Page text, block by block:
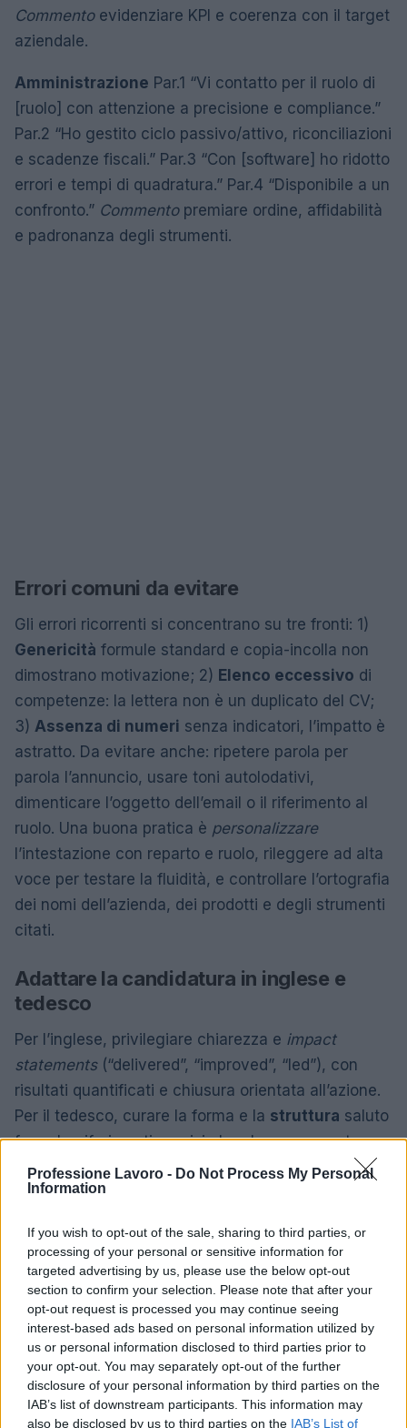
Professione Lavoro - Do Not Process My Personal
Information
If you wish to opt-out of the sale, sharing to third parties, or
processing of your personal or sensitive information for
targeted advertising by us, please use the below opt-out
section to confirm your selection. Please note that after your
opt-out request is processed you may continue seeing
interest-based ads based on personal information utilized by
us or personal information disclosed to third parties prior to
your opt-out. You may separately opt-out of the further
disclosure of your personal information by third parties on the
IAB’s list of downstream participants. This information may
also be disclosed by us to third parties on the IAB’s List of
Commentoevidenziare KPI e coerenza con il target
aziendale.
Amministrazione Par.1 “Vi contatto per il ruolo di
[ruolo] con attenzione a precisione e compliance.”
Par.2 “Ho gestito ciclo passivo/attivo, riconciliazioni
e scadenze fiscali.” Par.3 “Con [software] ho ridotto
errori e tempi di quadratura.” Par.4 “Disponibile a un
confronto.” Commentopremiare ordine, affidabilità
e padronanza degli strumenti.
Errori comuni da evitare
Gli errori ricorrenti si concentrano su tre fronti: 1)
Genericità formule standard e copia-incolla non
dimostrano motivazione; 2) Elenco eccessivo di
competenze: la lettera non è un duplicato del CV;
3) Assenza di numeri senza indicatori, l’impatto è
astratto. Da evitare anche: ripetere parola per
parola l’annuncio, usare toni autolodativi,
dimenticare l’oggetto dell’email o il riferimento al
ruolo. Una buona pratica è personalizzare
l’intestazione con reparto e ruolo, rileggere ad alta
voce per testare la fluidità, e controllare l’ortografia
dei nomi dell’azienda, dei prodotti e degli strumenti
citati.
Adattare la candidatura in inglese e
tedesco
Per l’inglese, privilegiare chiarezza e impact
statements(“delivered”, “improved”, “led”), con
risultati quantificati e chiusura orientata all’azione.
Per il tedesco, curare la forma e la struttura saluto
formale, riferimenti precisi al ruolo, coerenza tra
sostantivi composti e termini tecnici, uso misurato
di aggettivi. In entrambi i casi, evitare idiomi locali
professionale
e cortese. Se si allega il CV in
un’altra lingua, allineare terminologia e job title. Utili
frasi di chiusura: Inglese:I look forward to the
opportunity to discuss how I can contribute.
Tedesco:Ich freue mich auf die Möglichkeit,
meinen Beitrag zu erläutern.
Checklist operativa e call to action